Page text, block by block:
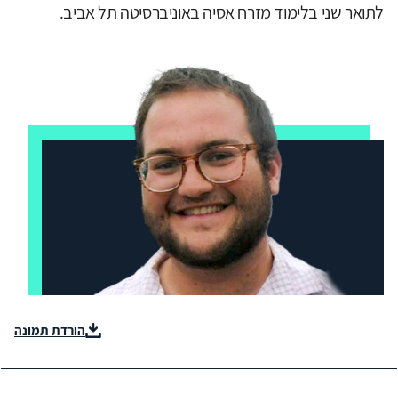
לתואר שני בלימוד מזרח אסיה באוניברסיטה תל אביב.
הורדת תמונה